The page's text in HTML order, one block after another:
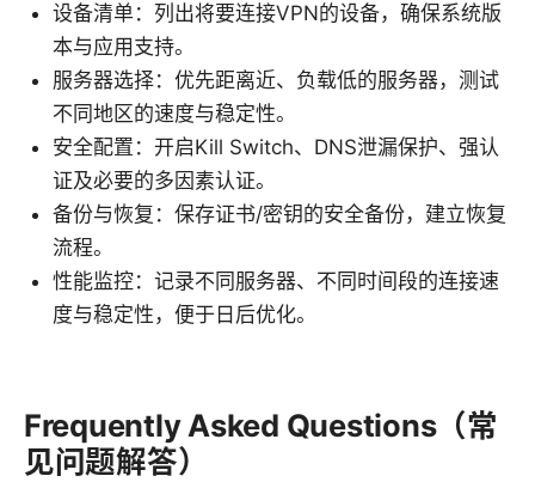
设备清单：列出将要连接VPN的设备，确保系统版
本与应用支持。
服务器选择：优先距离近、负载低的服务器，测试
不同地区的速度与稳定性。
安全配置：开启Kill Switch、DNS泄漏保护、强认
证及必要的多因素认证。
备份与恢复：保存证书/密钥的安全备份，建立恢复
流程。
性能监控：记录不同服务器、不同时间段的连接速
度与稳定性，便于日后优化。
Frequently Asked Questions（常
见问题解答）